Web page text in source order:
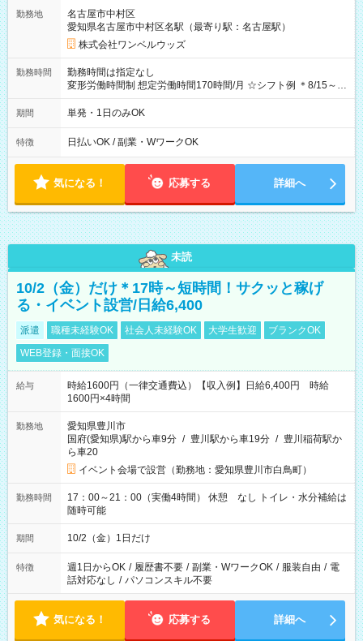
期間なし
勤務地
名古屋市中村区
愛知県名古屋市中村区名駅（最寄り駅：名古屋駅）
株式会社ワンベルウッズ
勤務時間
勤務時間は指定なし
変形労働時間制 想定労働時間170時間/月 ☆シフト例 ＊8/15～
10/26 全日共通 08：00～12：00 17：00～21：00 ＊8/31
～9/19のみ下記シフトもあります！ 12：00～16：00 ＊9/6～
00
期間 単発・1日のみOK
特徴 日払いOK / 副業・WワークOK
気になる！ 応募する 詳細へ
未読
10/2（金）だけ＊17時～短時間！サクッと稼げ
る・イベント設営/日給6,400
派遣 職種未経験OK 社会人未経験OK 大学生歓迎
ブランクOK
WEB登録・面接OK
給与
時給1600円（一律交通費込）【収入例】日給6,400円 時給
1600円×4時間
勤務地
愛知県豊川市
国府(愛知県)駅から車9分 / 豊川駅から車19分 / 豊川稲荷駅か
ら車20
イベント会場で設営（勤務地：愛知県豊川市白鳥町）
勤務時間
17：00～21：00（実働4時間） 休憩 なし トイレ・水分補給は
随時可能
期間 10/2（金）1日だけ
特徴 週1日からOK / 履歴書不要 / 副業・WワークOK / 服装自由 / 電
話対応なし / パソコンスキル不要
気になる！ 応募する 詳細へ